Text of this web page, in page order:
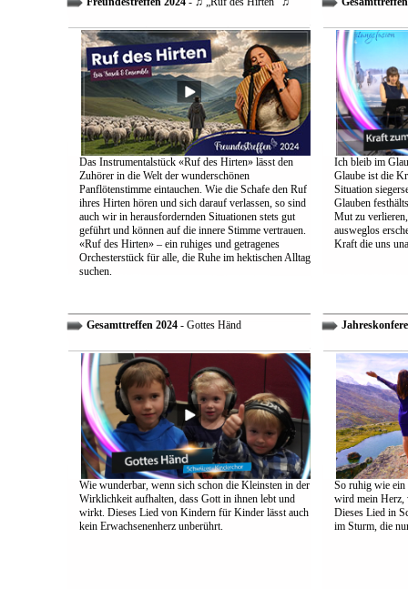
Das Instrumentalstück «Ruf des Hirten» lässt den
Zuhörer in die Welt der wunderschönen
Panflötenstimme eintauchen. Wie die Schafe den Ruf
ihres Hirten hören und sich darauf verlassen, so sind
auch wir in herausfordernden Situationen stets gut
geführt und können auf die innere Stimme vertrauen.
«Ruf des Hirten» – ein ruhiges und getragenes
Orchesterstück für alle, die Ruhe im hektischen Alltag
suchen.
Ich bleib im
Glaube ist die
Situation
Glauben
Mut zu
ausweglos
Kraft die uns
Gesamttreffen 2024- Gottes Händ
Wie wunderbar, wenn sich schon die Kleinsten in der
Wirklichkeit aufhalten, dass Gott in ihnen lebt und
wirkt. Dieses Lied von Kindern für Kinder lässt auch
kein Erwachsenenherz unberührt.
So ruhig wie ein
wird mein Herz,
Dieses Lied in
im Sturm, die